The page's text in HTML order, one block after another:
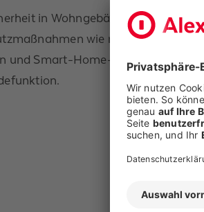
in Wohngebäuden: Die KfW
wie mechanische
und Smart-Home-Anwendungen